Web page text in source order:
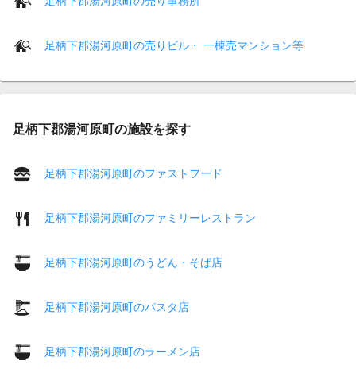
足柄下郡湯河原町の売りビル・ 一棟売マンション等
足柄下郡湯河原町の施設を探す
足柄下郡湯河原町のファストフード
足柄下郡湯河原町のファミリーレストラン
足柄下郡湯河原町のうどん・そば店
足柄下郡湯河原町のパスタ店
足柄下郡湯河原町のラーメン店